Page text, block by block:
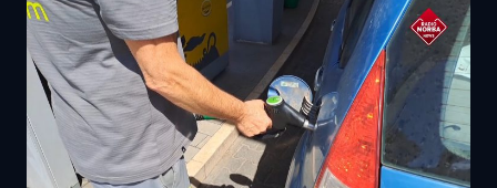
Caro carburanti, la Cgia di Mestre: “Nel 2026
rincari soprattutto al Sud”